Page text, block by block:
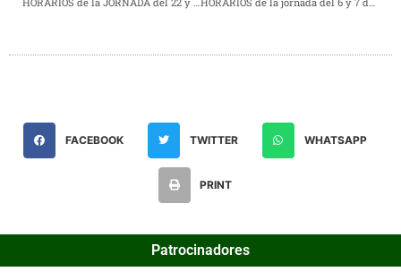
FACEBOOK TWITTER WHATSAPP
PRINT
Patrocinadores